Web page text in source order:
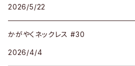
Cassina / カッシーナ
Barbour / バブアー
GUSTAFSBERG / グスタフスベリ
Lisa Larson / リサラーソン
2026/5/22
かがやくネックレス #30
2026/4/4